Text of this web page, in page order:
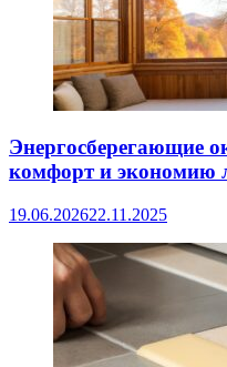
Энергосберегающие
комфорт и экономию
19.06.202622.11.2025